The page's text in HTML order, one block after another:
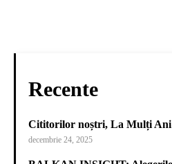
Recente
Cititorilor noștri, La Mulți
decembrie 24, 2025